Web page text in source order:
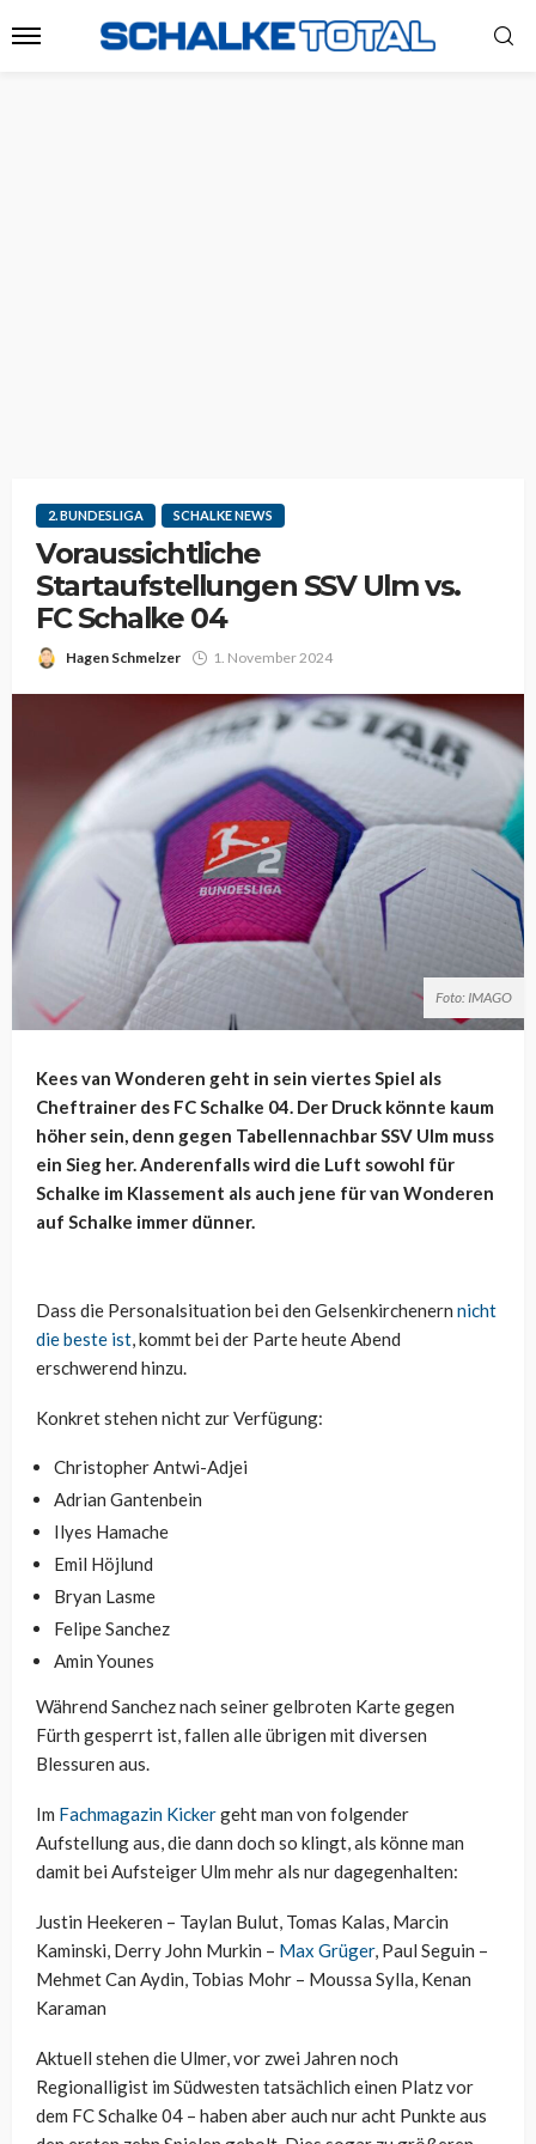
2. BUNDESLIGA SCHALKE NEWS
Voraussichtliche
Startaufstellungen SSV Ulm vs.
FC Schalke 04
Hagen Schmelzer 1. November 2024
Foto: IMAGO
Kees van Wonderen geht in sein viertes Spiel als
Cheftrainer des FC Schalke 04. Der Druck könnte kaum
höher sein, denn gegen Tabellennachbar SSV Ulm muss
ein Sieg her. Anderenfalls wird die Luft sowohl für
Schalke im Klassement als auch jene für van Wonderen
auf Schalke immer dünner.
Dass die Personalsituation bei den Gelsenkirchenern nicht
die beste ist, kommt bei der Parte heute Abend
erschwerend hinzu.
Konkret stehen nicht zur Verfügung:
Christopher Antwi-Adjei
Adrian Gantenbein
Ilyes Hamache
Emil Höjlund
Bryan Lasme
Felipe Sanchez
Amin Younes
Während Sanchez nach seiner gelbroten Karte gegen
Fürth gesperrt ist, fallen alle übrigen mit diversen
Blessuren aus.
Im Fachmagazin Kickergeht man von folgender
Aufstellung aus, die dann doch so klingt, als könne man
damit bei Aufsteiger Ulm mehr als nur dagegenhalten:
Justin Heekeren – Taylan Bulut, Tomas Kalas, Marcin
Kaminski, Derry John Murkin – Max Grüger, Paul Seguin –
Mehmet Can Aydin, Tobias Mohr – Moussa Sylla, Kenan
Karaman
Aktuell stehen die Ulmer, vor zwei Jahren noch
Regionalligist im Südwesten tatsächlich einen Platz vor
dem FC Schalke 04 – haben aber auch nur acht Punkte aus